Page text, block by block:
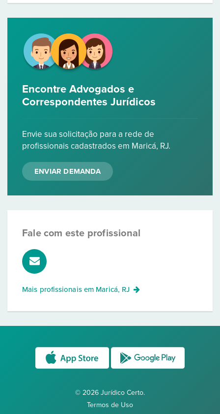
Encontre Advogados e
Correspondentes Jurídicos
Envie sua solicitação para a rede de
profissionais cadastrados em Maricá, RJ.
ENVIAR DEMANDA
Fale com este profissional
Mais profissionais em Maricá, RJ
© 2026 Jurídico Certo.
Termos de Uso